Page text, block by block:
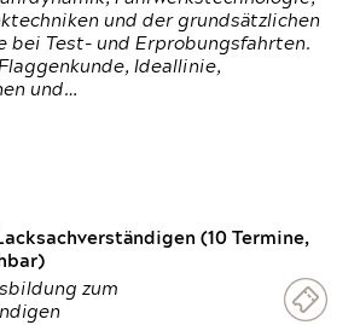
und der grundsätzlichen
bei Test- und Erprobungsfahrten.
Ideallinie,
und…
(10 Termine,
zum